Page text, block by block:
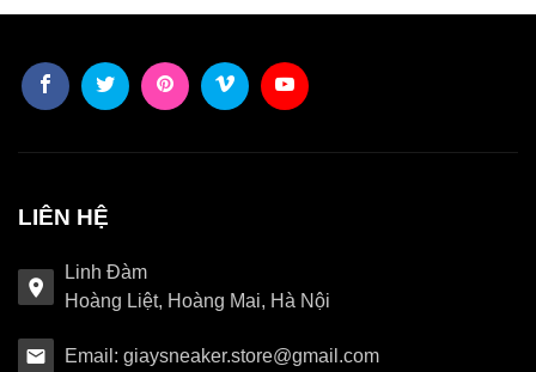
LIÊN HỆ
Linh Đàm
Hoàng Liệt, Hoàng Mai, Hà Nội
Email: giaysneaker.store@gmail.com